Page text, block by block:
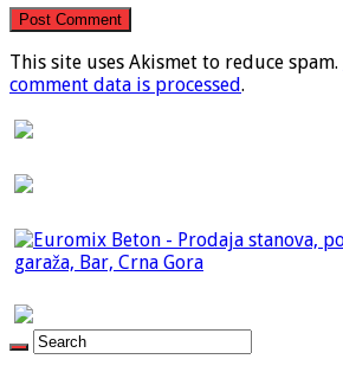
This site uses Akismet to reduce spam.
comment data is processed.